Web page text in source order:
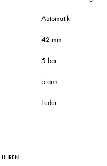
Automatik
42 mm
5 bar
braun
Leder
UHREN